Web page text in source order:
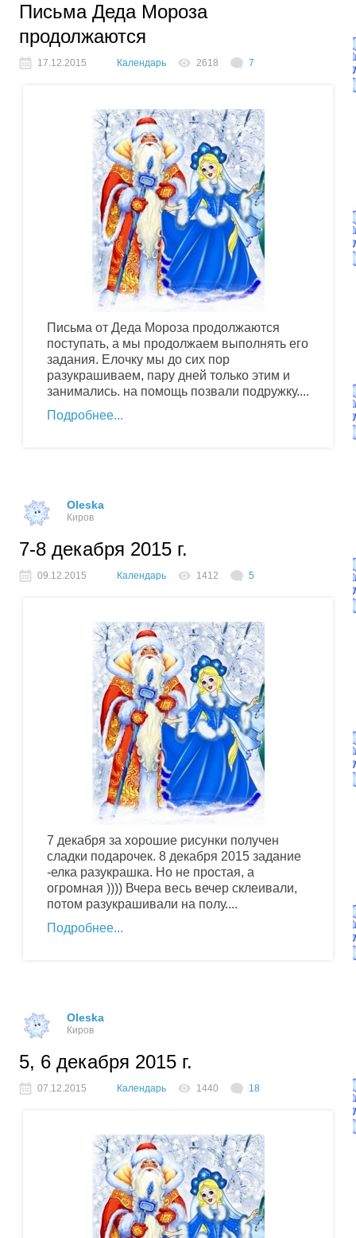
Письма Деда Мороза
продолжаются
17.12.2015 Календарь 2618 7
Письма от Деда Мороза продолжаются
поступать, а мы продолжаем выполнять его
задания. Елочку мы до сих пор
разукрашиваем, пару дней только этим и
занимались. на помощь позвали подружку....
Подробнее
Oleska
Киров
7-8 декабря 2015 г.
09.12.2015 Календарь 1412 5
7 декабря за хорошие рисунки получен
сладки подарочек. 8 декабря 2015 задание
-елка разукрашка. Но не простая, а
огромная )))) Вчера весь вечер склеивали,
потом разукрашивали на полу....
Подробнее
Oleska
Киров
5, 6 декабря 2015 г.
07.12.2015 Календарь 1440 18